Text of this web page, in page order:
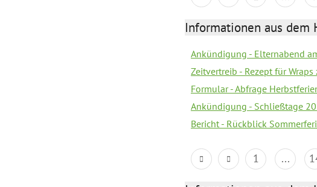
Informationen aus dem
Ankündigung - Elternabend
Zeitvertreib - Rezept für
Formular - Abfrage
Ankündigung - Schließtage
Bericht - Rückblick
1 ...